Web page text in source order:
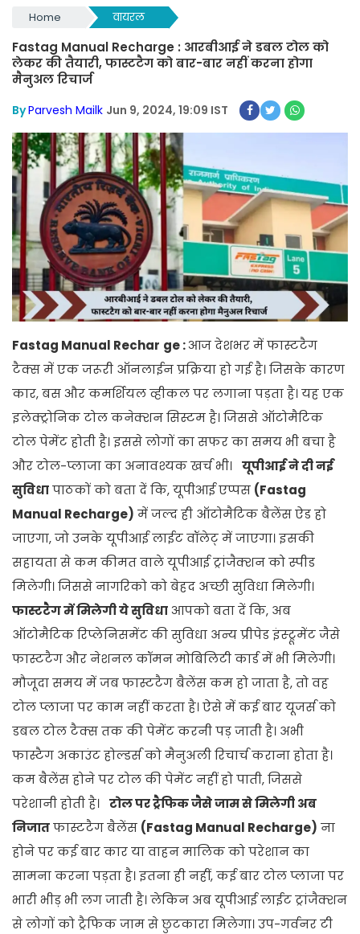
Home वायरल
Fastag Manual Recharge : आरबीआई ने डबल टोल को
लेकर की तैयारी, फास्टटैग को बार-बार नहीं करना होगा
मैनुअल रिचार्ज
ByParvesh Mailk Jun 9, 2024, 19:09 IST
Fastag Manual Rechar ge :आज देशभर में फास्टटैग
टैक्स में एक जरूरी ऑनलाईन प्रक्रिया हो गई है। जिसके कारण
कार, बस और कमर्शियल व्हीकल पर लगाना पड़ता है। यह एक
इलेक्ट्रोनिक टोल कनेक्शन सिस्टम है। जिससे ऑटोमैटिक
टोल पेमेंट होती है। इससे लोगों का सफर का समय भी बचा है
और टोल-प्लाजा का अनावश्यक खर्च भी। यूपीआई ने दी नई
सुविधापाठकों को बता दें कि, यूपीआई एप्पस (Fastag
Manual Recharge) में जल्द ही ऑटोमैटिक बैलेंस ऐड हो
जाएगा, जो उनके यूपीआई लाईट वॉलेट् में जाएगा। इसकी
सहायता से कम कीमत वाले यूपीआई ट्रांजैक्शन को स्पीड
मिलेगी। जिससे नागरिको को बेहद अच्छी सुविधा मिलेगी।
फास्टटैग में मिलेगी ये सुविधाआपको बता दें कि, अब
ऑटोमैटिक रिप्लेनिसमेंट की सुविधा अन्य प्रीपेड इंस्ट्रूमेंट जैसे
फास्टटैग और नेशनल कॉमन मोबिलिटी कार्ड में भी मिलेगी।
मौजूदा समय में जब फास्टटैग बैलेंस कम हो जाता है, तो वह
टोल प्लाजा पर काम नहीं करता है। ऐसे में कई बार यूजर्स को
डबल टोल टैक्स तक की पेमेंट करनी पड़ जाती है। अभी
फास्टैग अकाउंट होल्डर्स को मैनुअली रिचार्च कराना होता है।
कम बैलेंस होने पर टोल की पेमेंट नहीं हो पाती, जिससे
परेशानी होती है। टोल पर ट्रैफिक जैसे जाम से मिलेगी अब
निजातफास्टटैग बैलेंस (Fastag Manual Recharge) ना
होने पर कई बार कार या वाहन मालिक को परेशान का
सामना करना पड़ता है। इतना ही नहीं, कई बार टोल प्लाजा पर
भारी भीड़ भी लग जाती है। लेकिन अब यूपीआई लाईट ट्रांजैक्शन
से लोगों को ट्रैफिक जाम से छुटकारा मिलेगा। उप-गर्वनर टी